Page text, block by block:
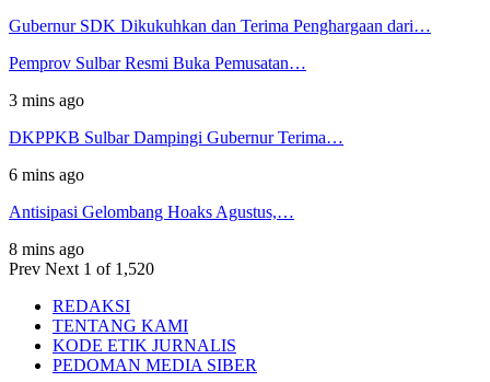
Gubernur SDK Dikukuhkan dan Terima Penghargaan dari…
Pemprov Sulbar Resmi Buka Pemusatan…
3 mins ago
DKPPKB Sulbar Dampingi Gubernur Terima…
6 mins ago
Antisipasi Gelombang Hoaks Agustus,…
8 mins ago
Prev Next 1 of 1,520
REDAKSI
TENTANG KAMI
KODE ETIK JURNALIS
PEDOMAN MEDIA SIBER